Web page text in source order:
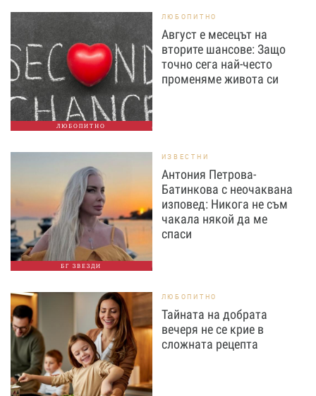
ЛЮБОПИТНО
ЛЮБОПИТНО
Август е месецът на
вторите шансове: Защо
точно сега най-често
променяме живота си
БГ ЗВЕЗДИ
ИЗВЕСТНИ
Антония Петрова-
Батинкова с неочаквана
изповед: Никога не съм
чакала някой да ме
спаси
ЛЮБОПИТНО
Тайната на добрата
вечеря не се крие в
сложната рецепта